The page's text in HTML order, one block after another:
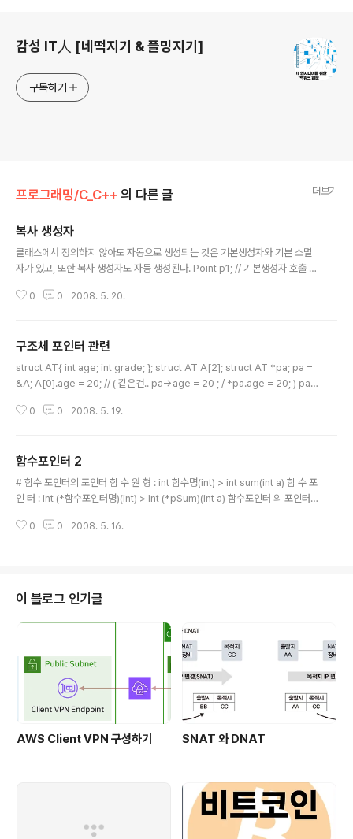
감성 IT人 [네떡지기 & 플밍지기]
구독하기
프로그래밍/C_C++ 의 다른 글 더보기
복사 생성자
클래스에서 정의하지 않아도 자동으로 생성되는 것은 기본생성자와 기본 소멸
자가 있고, 또한 복사 생성자도 자동 생성된다. Point p1; // 기본생성자 호출 모
사생성자 모양 복사생성자 정의 클래스명(const 클래스명& 객체변수) { 각 멤
============================================= 함
수로 매개변수로 객체를 넘겨줄 때에도 복사생성자가 생성. 함수에서 리턴으로
객체를 넘..
0 0 2008. 5. 20.
구조체 포인터 관련
struct AT{ int age; int grade; }; struct AT A[2]; struct AT *pa; pa =
&A; A[0].age = 20; // ( 같은건.. pa->age = 20 ; / *pa.age = 20; ) pa
구조체 포인터 증감 구조체를 call by Value로 주면 그 값을 모두 복사해서 전
로 해주면, 데이터조작을 막을 수 있다.
0 0 2008. 5. 19.
함수포인터 2
# 함수 포인터의 포인터 함 수 원 형 : int 함수명(int) > int sum(int a) 함 수 포
인 터 : int (*함수포인터명)(int) > int (*pSum)(int a) 함수포인터 의 포인터
0 0 2008. 5. 16.
이 블로그 인기글
AWS Client VPN 구성하기 SNAT 와 DNAT